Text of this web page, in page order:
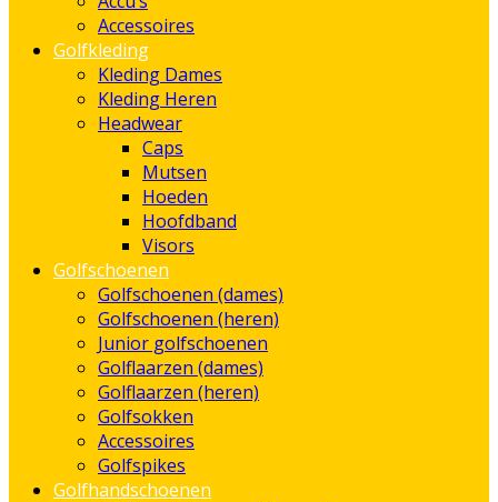
Accessoires
Golfkleding
Kleding Dames
Kleding Heren
Headwear
Caps
Mutsen
Hoeden
Hoofdband
Visors
Golfschoenen
Golfschoenen (dames)
Golfschoenen (heren)
Junior golfschoenen
Golflaarzen (dames)
Golflaarzen (heren)
Golfsokken
Accessoires
Golfspikes
Golfhandschoenen